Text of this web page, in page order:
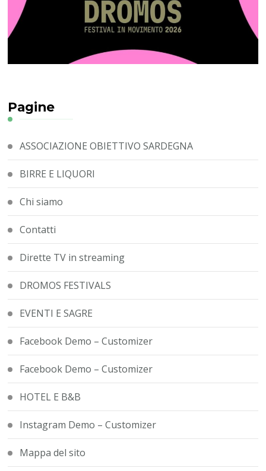
Pagine
ASSOCIAZIONE OBIETTIVO SARDEGNA
BIRRE E LIQUORI
Chi siamo
Contatti
Dirette TV in streaming
DROMOS FESTIVALS
EVENTI E SAGRE
Facebook Demo – Customizer
Facebook Demo – Customizer
HOTEL E B&B
Instagram Demo – Customizer
Mappa del sito